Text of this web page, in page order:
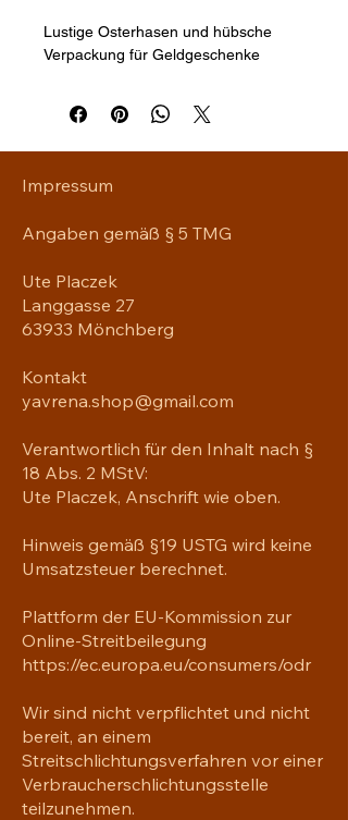
Lustige Osterhasen und hübsche
Verpackung für Geldgeschenke
Impressum
Angaben gemäß § 5 TMG
Ute Placzek
Langgasse 27
63933 Mönchberg
Kontakt
yavrena.shop@gmail.com
Verantwortlich für den Inhalt nach §
18 Abs. 2 MStV:
Ute Placzek, Anschrift wie oben.
Hinweis gemäß §19 USTG wird keine
Umsatzsteuer berechnet.
Plattform der EU-Kommission zur
Online-Streitbeilegung
https://ec.europa.eu/consumers/odr
Wir sind nicht verpflichtet und nicht
bereit, an einem
Streitschlichtungsverfahren vor einer
Verbraucherschlichtungsstelle
teilzunehmen.